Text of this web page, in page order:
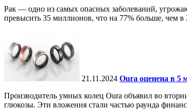
Рак — одно из самых опасных заболеваний,
превысить 35 миллионов, что на 77% больше, чем в
21.11.2024 Oura оценена в 5
Производитель умных колец Oura объявил во
глюкозы. Эти вложения стали частью раунда